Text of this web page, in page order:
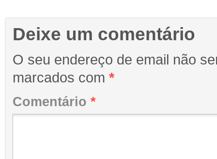
Deixe um comentário
O seu endereço de email não
marcados com *
Comentário *